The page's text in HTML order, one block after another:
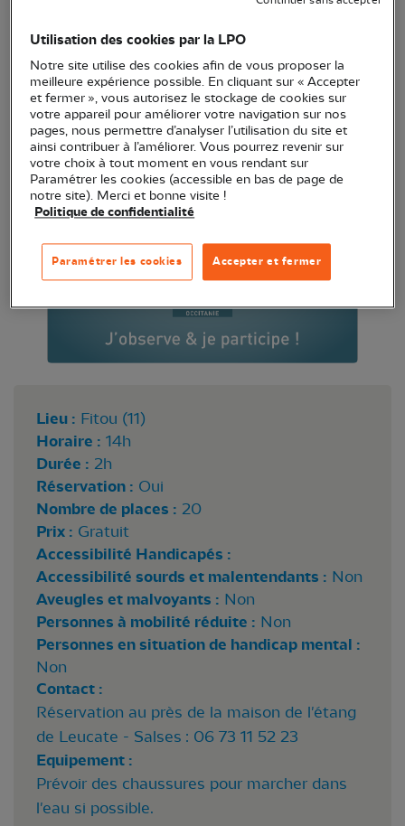
ont été déplacées par l’homme hors de leur région
d’origine.
Lieu : Fitou (11)
Horaire : 14h
Durée : 2h
Réservation : Oui
Nombre de places : 20
Prix : Gratuit
Accessibilité Handicapés :
Accessibilité sourds et malentendants : Non
Aveugles et malvoyants : Non
Personnes à mobilité réduite : Non
Personnes en situation de handicap mental :
Non
Contact :
Réservation au près de la maison de l'étang
de Leucate - Salses : 06 73 11 52 23
Equipement :
Prévoir des chaussures pour marcher dans
l'eau si possible.
Utilisation des cookies par la LPO
Notre site utilise des cookies afin de vous proposer la
meilleure expérience possible. En cliquant sur « Accepter
et fermer », vous autorisez le stockage de cookies sur
votre appareil pour améliorer votre navigation sur nos
pages, nous permettre d’analyser l’utilisation du site et
ainsi contribuer à l’améliorer. Vous pourrez revenir sur
votre choix à tout moment en vous rendant sur
Paramétrer les cookies (accessible en bas de page de
notre site). Merci et bonne visite !
Politique de confidentialité
Accepter et fermer
Paramétrer les cookies